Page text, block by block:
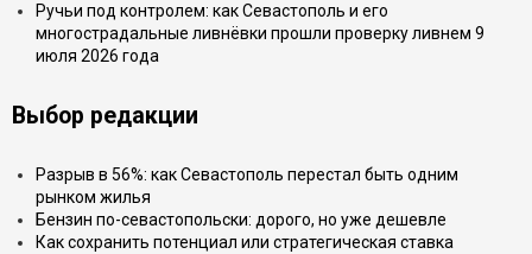
Ручьи под контролем: как Севастополь и его
многострадальные ливнёвки прошли проверку ливнем 9
июля 2026 года
Выбор редакции
Разрыв в 56%: как Севастополь перестал быть одним
рынком жилья
Бензин по-севастопольски: дорого, но уже дешевле
Как сохранить потенциал или стратегическая ставка